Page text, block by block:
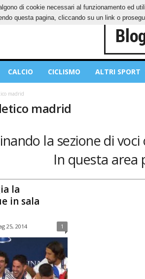
COOKIES PRIVACY POLICY
CALCIO CICLISMO ALTRI SPORT
madrid
madrid
la sezione di
In questa area
la
in sala
25, 2014 1
di cookie necessari al funzionamento ed
questa pagina, cliccando su un link o